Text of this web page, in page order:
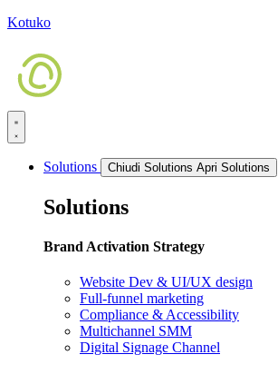
Kotuko
Solutions Chiudi Solutions Apri Solutions
Solutions
Brand Activation Strategy
Website Dev & UI/UX design
Full-funnel marketing
Compliance & Accessibility
Multichannel SMM
Digital Signage Channel